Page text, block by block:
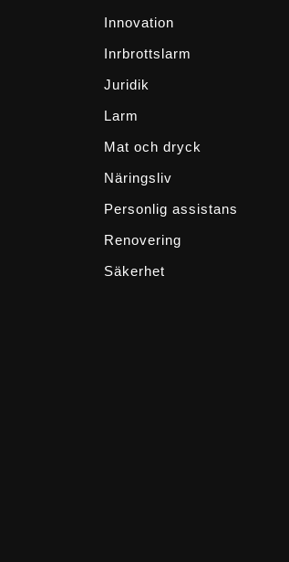
Innovation
Inrbrottslarm
Juridik
Larm
Mat och dryck
Näringsliv
Personlig assistans
Renovering
Säkerhet